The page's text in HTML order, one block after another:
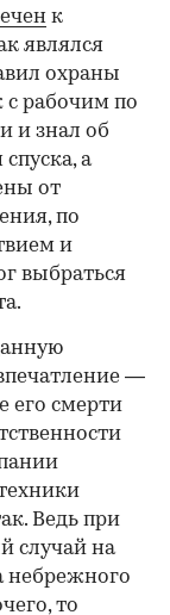
к
являлся
охраны
с рабочим по
и знал об
а
от
по
и
выбраться
—
его смерти
Ведь при
случай на
небрежного
то